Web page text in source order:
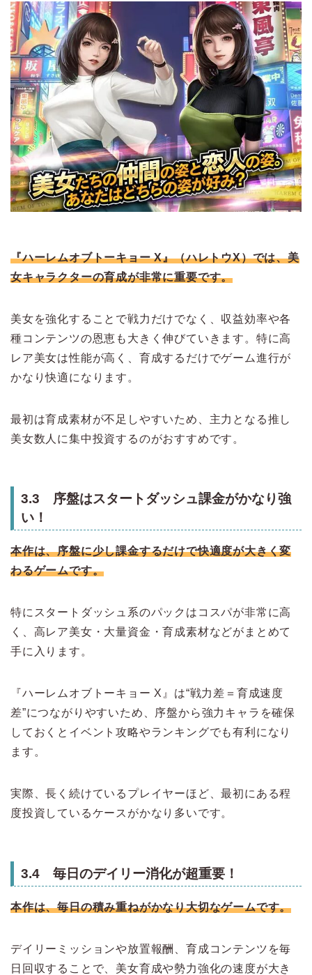
『ハーレムオブトーキョー X』（ハレトウX）では、美
女キャラクターの育成が非常に重要です。
美女を強化することで戦力だけでなく、収益効率や各
種コンテンツの恩恵も大きく伸びていきます。特に高
レア美女は性能が高く、育成するだけでゲーム進行が
かなり快適になります。
最初は育成素材が不足しやすいため、主力となる推し
美女数人に集中投資するのがおすすめです。
3.3 序盤はスタートダッシュ課金がかなり強
い！
本作は、序盤に少し課金するだけで快適度が大きく変
わるゲームです。
特にスタートダッシュ系のパックはコスパが非常に高
く、高レア美女・大量資金・育成素材などがまとめて
手に入ります。
『ハーレムオブトーキョー X』は“戦力差＝育成速度
差”につながりやすいため、序盤から強力キャラを確保
しておくとイベント攻略やランキングでも有利になり
ます。
実際、長く続けているプレイヤーほど、最初にある程
度投資しているケースがかなり多いです。
3.4 毎日のデイリー消化が超重要！
本作は、毎日の積み重ねがかなり大切なゲームです。
デイリーミッションや放置報酬、育成コンテンツを毎
日回収することで、美女育成や勢力強化の速度が大き